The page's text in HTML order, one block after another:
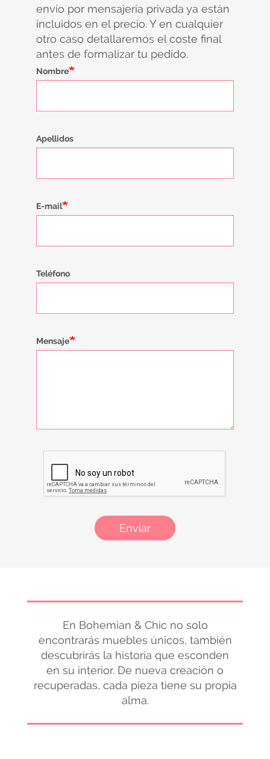
envío por mensajería privada ya están
incluidos en el precio. Y en cualquier
otro caso detallaremos el coste final
antes de formalizar tu pedido.
Nombre
Apellidos
E-mail
Teléfono
Mensaje
Enviar
En Bohemian & Chic no solo
encontrarás muebles únicos, también
descubrirás la historia que esconden
en su interior. De nueva creación o
recuperadas, cada pieza tiene su propia
alma.